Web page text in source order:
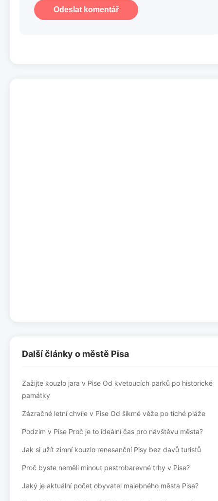
Odeslat komentář
Další články o městě Pisa
Zažijte kouzlo jara v Pise Od kvetoucích parků po historické
památky
Zázračné letní chvíle v Pise Od šikmé věže po tiché pláže
Podzim v Pise Proč je to ideální čas pro návštěvu města?
Jak si užít zimní kouzlo renesanční Pisy bez davů turistů
Proč byste neměli minout pestrobarevné trhy v Pise?
Jaký je aktuální počet obyvatel malebného města Pisa?